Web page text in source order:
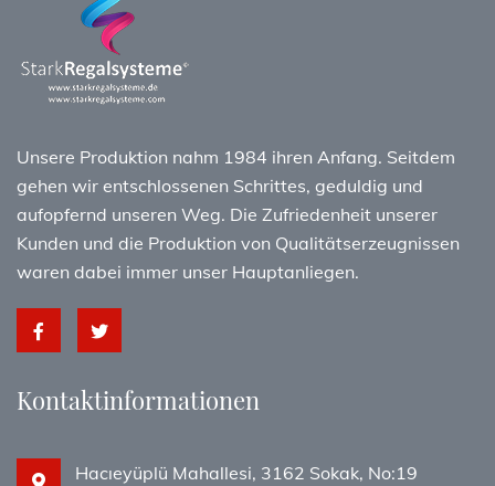
Unsere Produktion nahm 1984 ihren Anfang. Seitdem
gehen wir entschlossenen Schrittes, geduldig und
aufopfernd unseren Weg. Die Zufriedenheit unserer
Kunden und die Produktion von Qualitätserzeugnissen
waren dabei immer unser Hauptanliegen.
Kontaktinformationen
Hacıeyüplü Mahallesi, 3162 Sokak, No:19